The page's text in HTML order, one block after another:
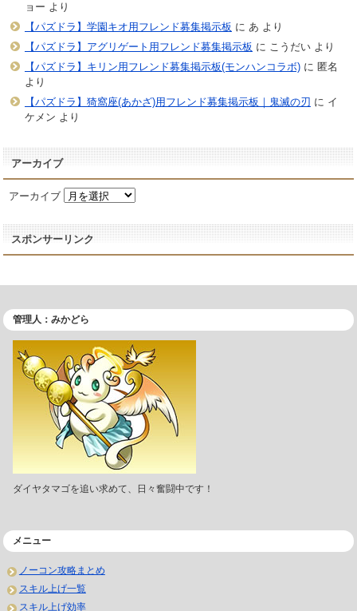
ョー より
【パズドラ】学園キオ用フレンド募集掲示板 に あ より
【パズドラ】アグリゲート用フレンド募集掲示板 に こうだいより
【パズドラ】キリン用フレンド募集掲示板(モンハンコラボ)に 匿名
より
【パズドラ】猗窩座(あかざ)用フレンド募集掲示板｜鬼滅の刃 に イ
ケメン より
アーカイブ
アーカイブ
スポンサーリンク
管理人：みかどら
ダイヤタマゴを追い求めて、日々奮闘中です！
メニュー
ノーコン攻略まとめ
スキル上げ一覧
スキル上げ効率